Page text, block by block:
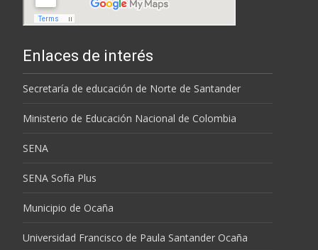
Enlaces de interés
Secretaría de educación de Norte de Santander
Ministerio de Educación Nacional de Colombia
SENA
SENA Sofía Plus
Municipio de Ocaña
Universidad Francisco de Paula Santander Ocaña